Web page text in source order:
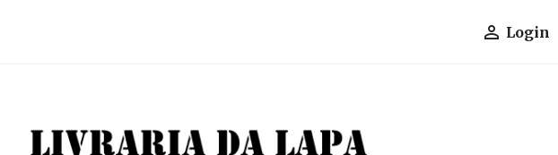
 Login